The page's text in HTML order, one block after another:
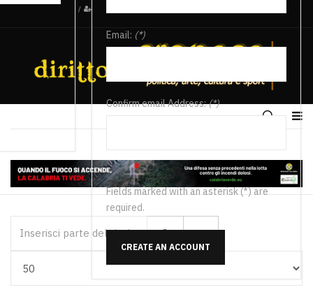
/
Email: (*)
Confirm email Address:(*)
Fields marked with an asterisk (*) are
required.
CREATE AN ACCOUNT